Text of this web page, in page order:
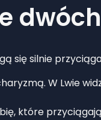
się silnie
W Lwie
które